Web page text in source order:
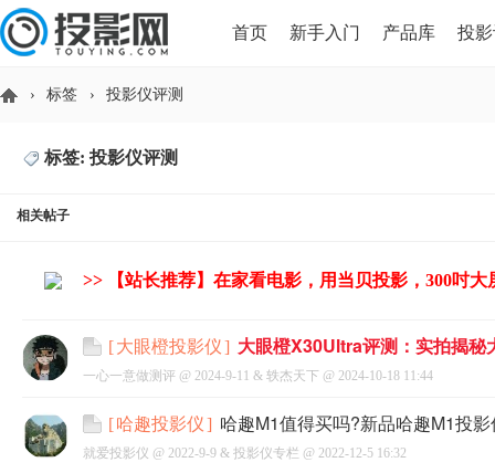
首页 新手入门 产品库 投
HDMI版本对比 导读
› 标签 › 投影仪评测
标签: 投影仪评测
相关帖子
>> 【站长推荐】在家看电影，用当贝投影，300吋
[大眼橙投影仪] 大眼橙X30Ultra评测：实拍揭
一心一意做测评 @ 2024-9-11 & 轶杰天下 @ 2024-10-18 11:44
[哈趣投影仪] 哈趣M1值得买吗?新品哈趣M1投
就爱投影仪 @ 2022-9-9 & 投影仪专栏 @ 2022-12-5 16:32